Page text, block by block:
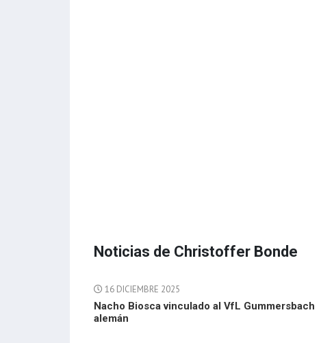
Noticias de Christoffer Bonde
16 DICIEMBRE 2025
Nacho Biosca vinculado al VfL Gummersbach
alemán